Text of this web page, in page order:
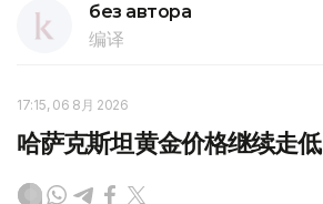
без автора
编译
17:15, 06 8月 2026
哈萨克斯坦黄金价格继续走低